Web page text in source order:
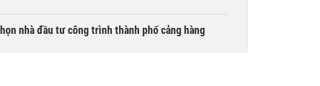
nhà đầu tư công trình thành phố cảng hàng